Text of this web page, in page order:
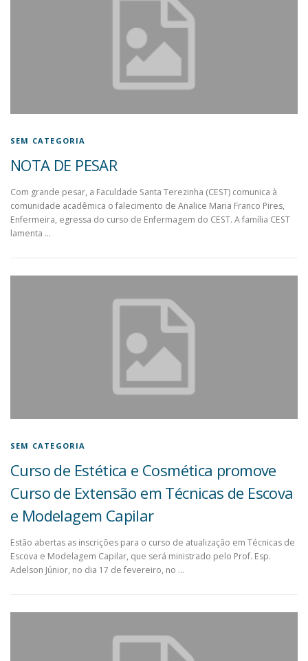
SEM CATEGORIA
NOTA DE PESAR
Com grande pesar, a Faculdade Santa Terezinha (CEST) comunica à
comunidade acadêmica o falecimento de Analice Maria Franco Pires,
Enfermeira, egressa do curso de Enfermagem do CEST. A família CEST
lamenta …
SEM CATEGORIA
Curso de Estética e Cosmética promove
Curso de Extensão em Técnicas de Escova
e Modelagem Capilar
Estão abertas as inscrições para o curso de atualização em Técnicas de
Escova e Modelagem Capilar, que será ministrado pelo Prof. Esp.
Adelson Júnior, no dia 17 de fevereiro, no …